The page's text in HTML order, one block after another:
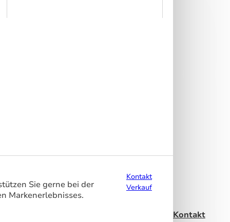
Sie gerne bei der
Markenerlebnisses.
Kontakt
Verkauf
Kontakt